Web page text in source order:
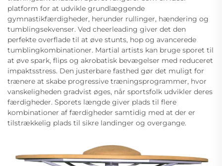
platform for at udvikle grundlæggende
gymnastikfærdigheder, herunder rullinger, hændering og
tumblingsekvenser. Ved cheerleading giver det den
perfekte overflade til at øve stunts, hop og avancerede
tumblingkombinationer. Martial artists kan bruge sporet til
at øve spark, flips og akrobatisk bevægelser med reduceret
impaktsstress. Den justerbare fasthed gør det muligt for
trænere at skabe progressive træningsprogrammer, hvor
vanskeligheden gradvist øges, når sportsfolk udvikler deres
færdigheder. Sporets længde giver plads til flere
kombinationer af færdigheder samtidig med at der er
tilstrækkelig plads til sikre landinger og overgange.